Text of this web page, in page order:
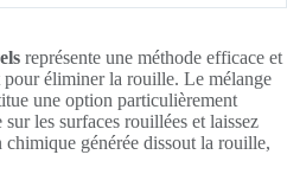
représente une méthode efficace et
pour éliminer la rouille. Le mélange
une option particulièrement
les surfaces rouillées et laissez
générée dissout la rouille,